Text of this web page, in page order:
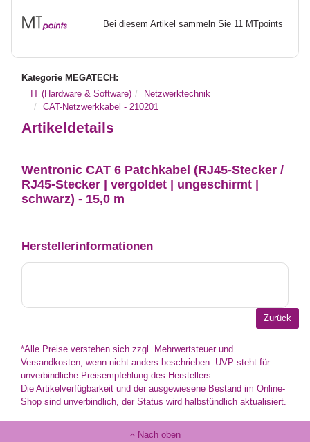
Bei diesem Artikel sammeln Sie 11 MTpoints
Kategorie MEGATECH:
IT (Hardware & Software)
Netzwerktechnik
CAT-Netzwerkkabel - 210201
Artikeldetails
Wentronic CAT 6 Patchkabel (RJ45-Stecker /
RJ45-Stecker | vergoldet | ungeschirmt |
schwarz) - 15,0 m
Herstellerinformationen
*Alle Preise verstehen sich zzgl. Mehrwertsteuer und
Versandkosten, wenn nicht anders beschrieben. UVP steht für
unverbindliche Preisempfehlung des Herstellers.
Die Artikelverfügbarkeit und der ausgewiesene Bestand im Online-
Shop sind unverbindlich, der Status wird halbstündlich aktualisiert.
Nach oben